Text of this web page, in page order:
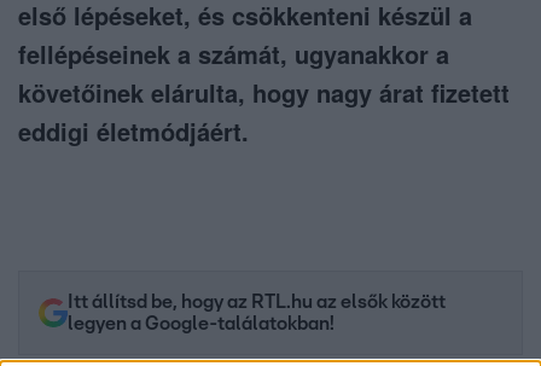
első lépéseket, és csökkenteni készül a
fellépéseinek a számát, ugyanakkor a
követőinek elárulta, hogy nagy árat fizetett
eddigi életmódjáért.
Itt állítsd be, hogy az RTL.hu az elsők között
legyen a Google-találatokban!